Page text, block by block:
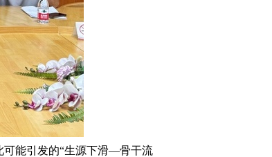
可能引发的“生源下滑—骨干流